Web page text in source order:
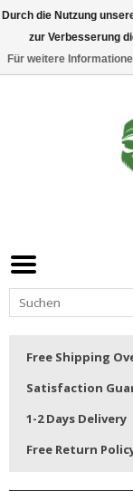
Free Shipping
Satisfaction
1-2 Days Delivery
Free Return
Durch die Nutzung
zur Verbesserung
Für weitere